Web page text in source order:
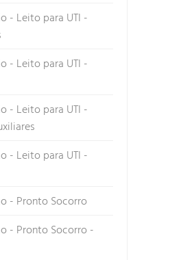
- Leito para UTI -
- Leito para UTI -
- Leito para UTI -
- Leito para UTI -
- Pronto Socorro
- Pronto Socorro -